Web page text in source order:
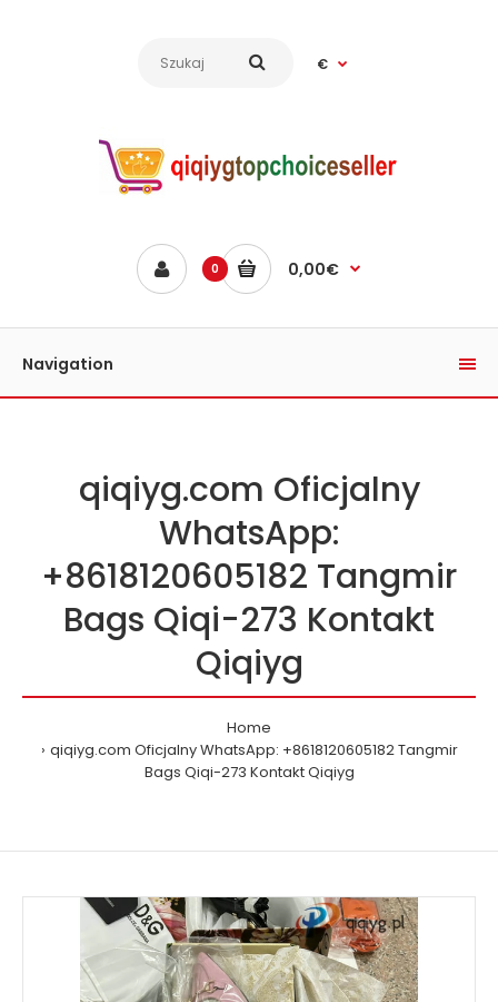
€
0 0,00€
Navigation
qiqiyg.com Oficjalny
WhatsApp:
+8618120605182 Tangmir
Bags Qiqi-273 Kontakt
Qiqiyg
Home
qiqiyg.com Oficjalny WhatsApp: +8618120605182 Tangmir
Bags Qiqi-273 Kontakt Qiqiyg